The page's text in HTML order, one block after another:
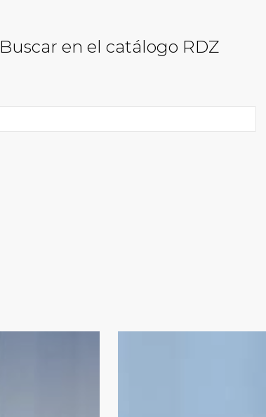
Buscar en el catálogo RDZ